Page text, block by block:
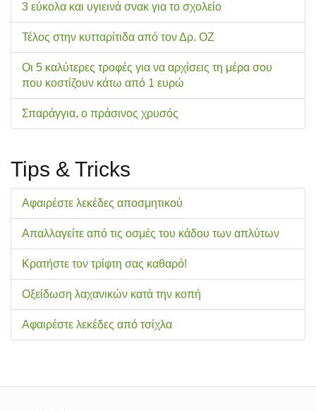
3 εύκολα και υγιεινά σνακ για το σχολείo
Τέλος στην κυτταρίτιδα από τον Δρ. ΟΖ
Οι 5 καλύτερες τροφές για να αρχίσεις τη μέρα σου
που κοστίζουν κάτω από 1 ευρώ
Σπαράγγια, ο πράσινος χρυσός
Tips & Tricks
Αφαιρέστε λεκέδες αποσμητικού
Απαλλαγείτε από τις οσμές του κάδου των απλύτων
Κρατήστε τον τρίφτη σας καθαρό!
Οξείδωση λαχανικών κατά την κοπή
Αφαιρέστε λεκέδες από τσίχλα